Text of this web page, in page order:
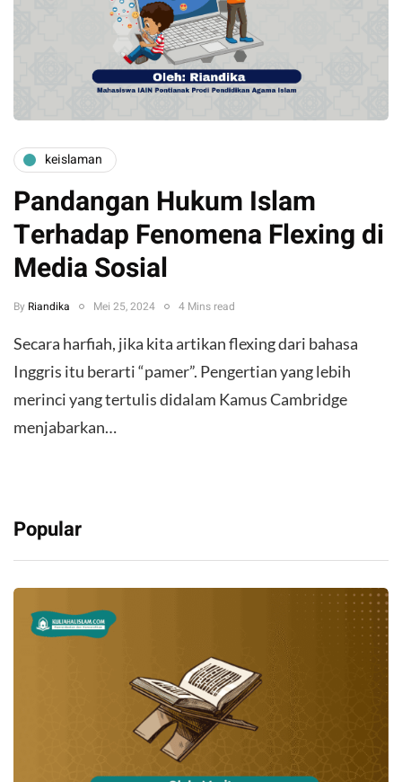
keislaman
Pandangan Hukum Islam
Terhadap Fenomena Flexing di
Media Sosial
By Riandika Mei 25, 2024 4 Mins read
Secara harfiah, jika kita artikan flexing dari bahasa
Inggris itu berarti “pamer”. Pengertian yang lebih
merinci yang tertulis didalam Kamus Cambridge
menjabarkan…
Popular